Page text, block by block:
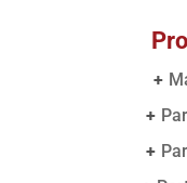
+
+
+